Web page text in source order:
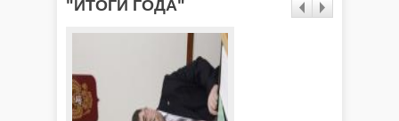
"ИТОГИ ГОДА"